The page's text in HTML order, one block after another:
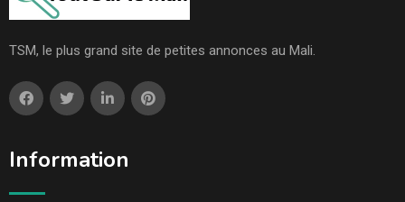
TSM, le plus grand site de petites annonces au Mali.
Information